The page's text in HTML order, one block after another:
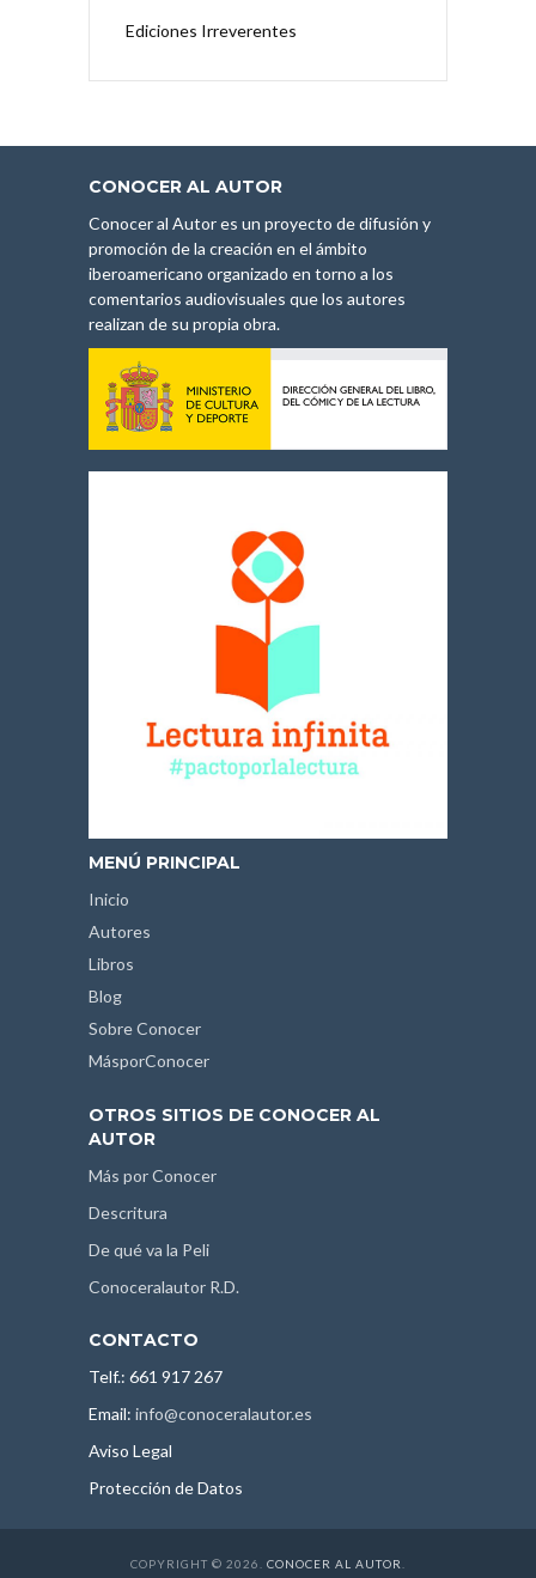
Ediciones Irreverentes
CONOCER AL AUTOR
Conocer al Autor es un proyecto de difusión y
promoción de la creación en el ámbito
iberoamericano organizado en torno a los
comentarios audiovisuales que los autores
realizan de su propia obra.
MENÚ PRINCIPAL
Inicio
Autores
Libros
Blog
Sobre Conocer
MásporConocer
OTROS SITIOS DE CONOCER AL
AUTOR
Más por Conocer
Descritura
De qué va la Peli
Conoceralautor R.D.
CONTACTO
Telf.: 661 917 267
Email: info@conoceralautor.es
Aviso Legal
Protección de Datos
COPYRIGHT © 2026. CONOCER AL AUTOR